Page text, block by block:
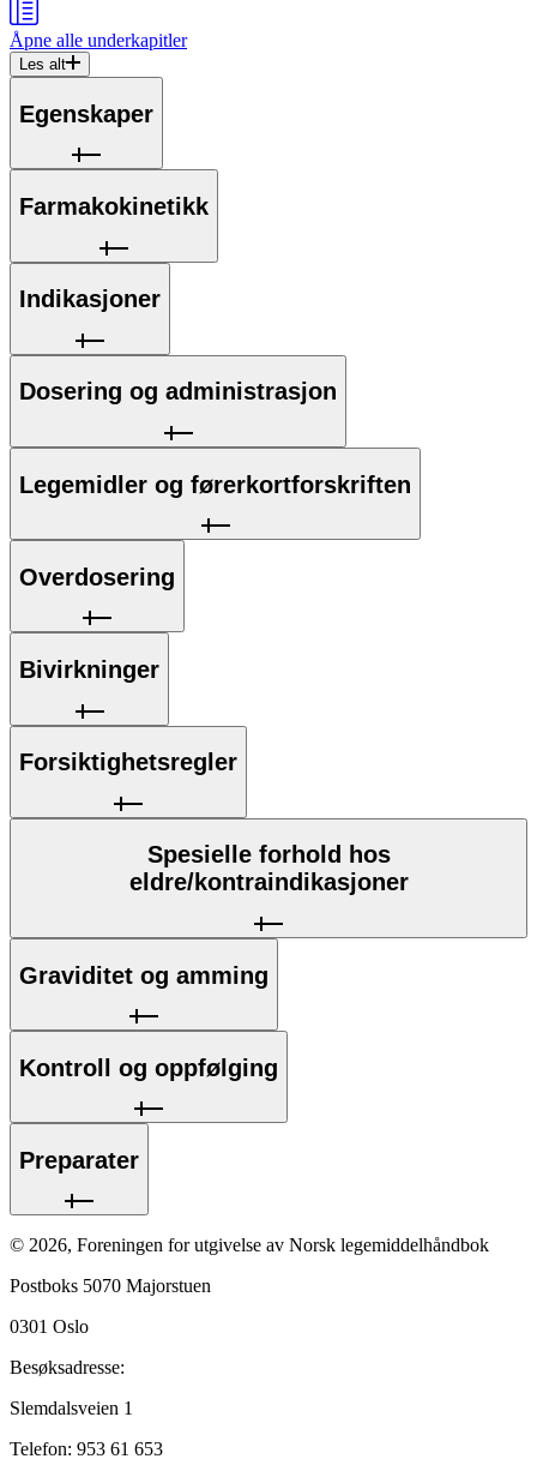
Åpne alle underkapitler
Les alt
Egenskaper
Farmakokinetikk
Indikasjoner
Dosering og administrasjon
Legemidler og førerkortforskriften
Overdosering
Bivirkninger
Forsiktighetsregler
Spesielle forhold hos
eldre/kontraindikasjoner
Graviditet og amming
Kontroll og oppfølging
Preparater
© 2026, Foreningen for utgivelse av Norsk legemiddelhåndbok
Postboks 5070 Majorstuen
0301 Oslo
Besøksadresse:
Slemdalsveien 1
Telefon: 953 61 653